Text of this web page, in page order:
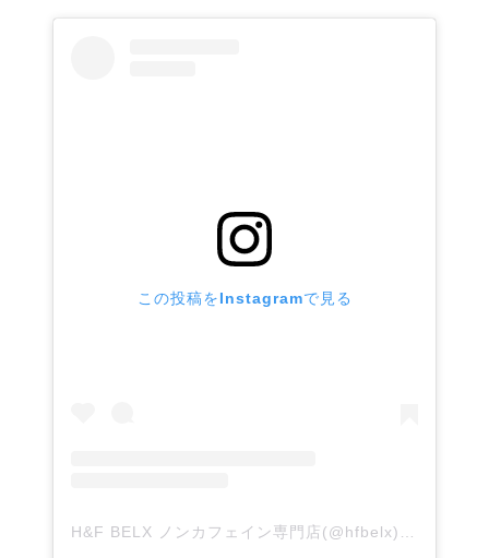
この投稿をInstagramで見る